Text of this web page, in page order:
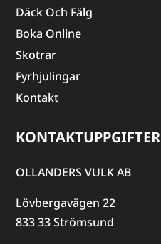
Däck Och Fälg
Boka Online
Skotrar
Fyrhjulingar
Kontakt
KONTAKTUPPGIFTER
OLLANDERS VULK AB
Lövbergavägen 22
833 33 Strömsund